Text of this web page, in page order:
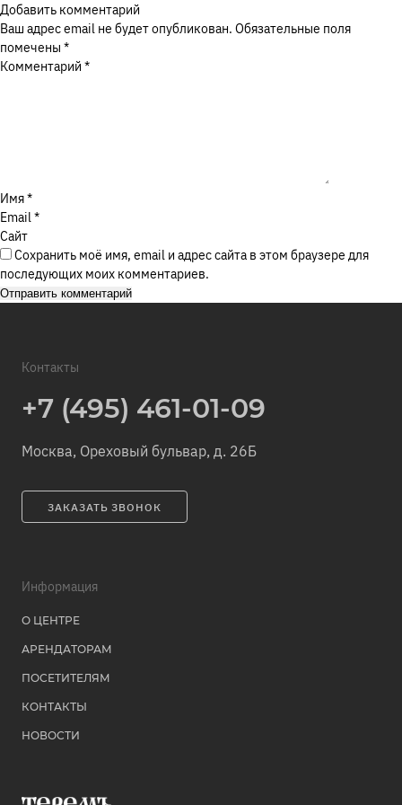
Я соглашаюсь с
Москва, Ореховый бульвар, д. 26Б
Добавить комментарий
Ваш адрес email не будет опубликован. Обязательные поля
помечены *
Комментарий *
Имя*
Email*
Сайт
Сохранить моё имя, email и адрес сайта в этом браузере для
последующих моих комментариев.
Контакты
+7 (495) 461-01-09
Москва, Ореховый бульвар, д. 26Б
ЗАКАЗАТЬ ЗВОНОК
Информация
О ЦЕНТРЕ
АРЕНДАТОРАМ
ПОСЕТИТЕЛЯМ
КОНТАКТЫ
НОВОСТИ